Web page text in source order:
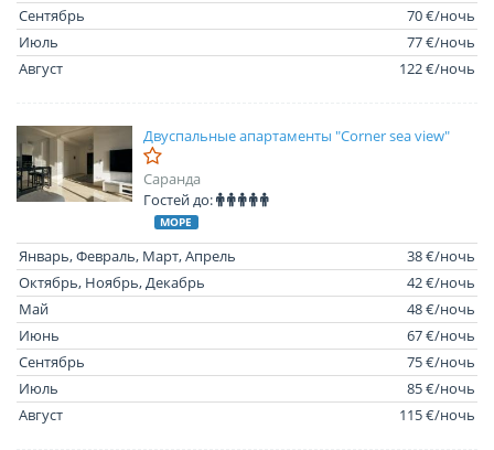
Сентябрь
70 €/ночь
Июль
77 €/ночь
Август
122 €/ночь
Двуспальные апартаменты "Corner sea view"
Саранда
Гостей до:
МОРЕ
Январь, Февраль, Март, Апрель
38 €/ночь
Октябрь, Ноябрь, Декабрь
42 €/ночь
Май
48 €/ночь
Июнь
67 €/ночь
Сентябрь
75 €/ночь
Июль
85 €/ночь
Август
115 €/ночь